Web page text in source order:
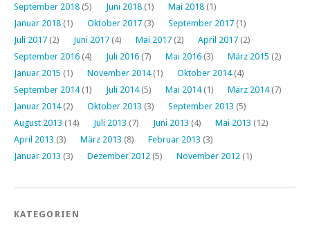
September 2018 (5) Juni 2018 (1) Mai 2018 (1)
Januar 2018 (1) Oktober 2017 (3) September 2017 (1)
Juli 2017 (2) Juni 2017 (4) Mai 2017 (2) April 2017 (2)
September 2016 (4) Juli 2016 (7) Mai 2016 (3) März 2015 (2)
Januar 2015 (1) November 2014(1) Oktober 2014(4)
September 2014(1) Juli 2014(5) Mai 2014(1) März 2014(7)
Januar 2014(2) Oktober 2013 (3) September 2013 (5)
August 2013 (14) Juli 2013 (7) Juni 2013 (4) Mai 2013 (12)
April 2013 (3) März 2013 (8) Februar 2013 (3)
Januar 2013 (3) Dezember 2012 (5) November 2012 (1)
KATEGORIEN